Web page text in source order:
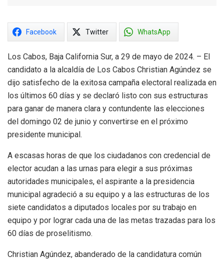
Facebook Twitter WhatsApp
Los Cabos, Baja California Sur, a 29 de mayo de 2024. – El
candidato a la alcaldía de Los Cabos Christian Agúndez se
dijo satisfecho de la exitosa campaña electoral realizada en
los últimos 60 días y se declaró listo con sus estructuras
para ganar de manera clara y contundente las elecciones
del domingo 02 de junio y convertirse en el próximo
presidente municipal.
A escasas horas de que los ciudadanos con credencial de
elector acudan a las urnas para elegir a sus próximas
autoridades municipales, el aspirante a la presidencia
municipal agradeció a su equipo y a las estructuras de los
siete candidatos a diputados locales por su trabajo en
equipo y por lograr cada una de las metas trazadas para los
60 días de proselitismo.
Christian Agúndez, abanderado de la candidatura común